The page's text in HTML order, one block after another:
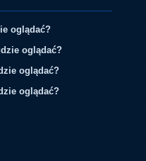
oglądać?
oglądać?
oglądać?
oglądać?